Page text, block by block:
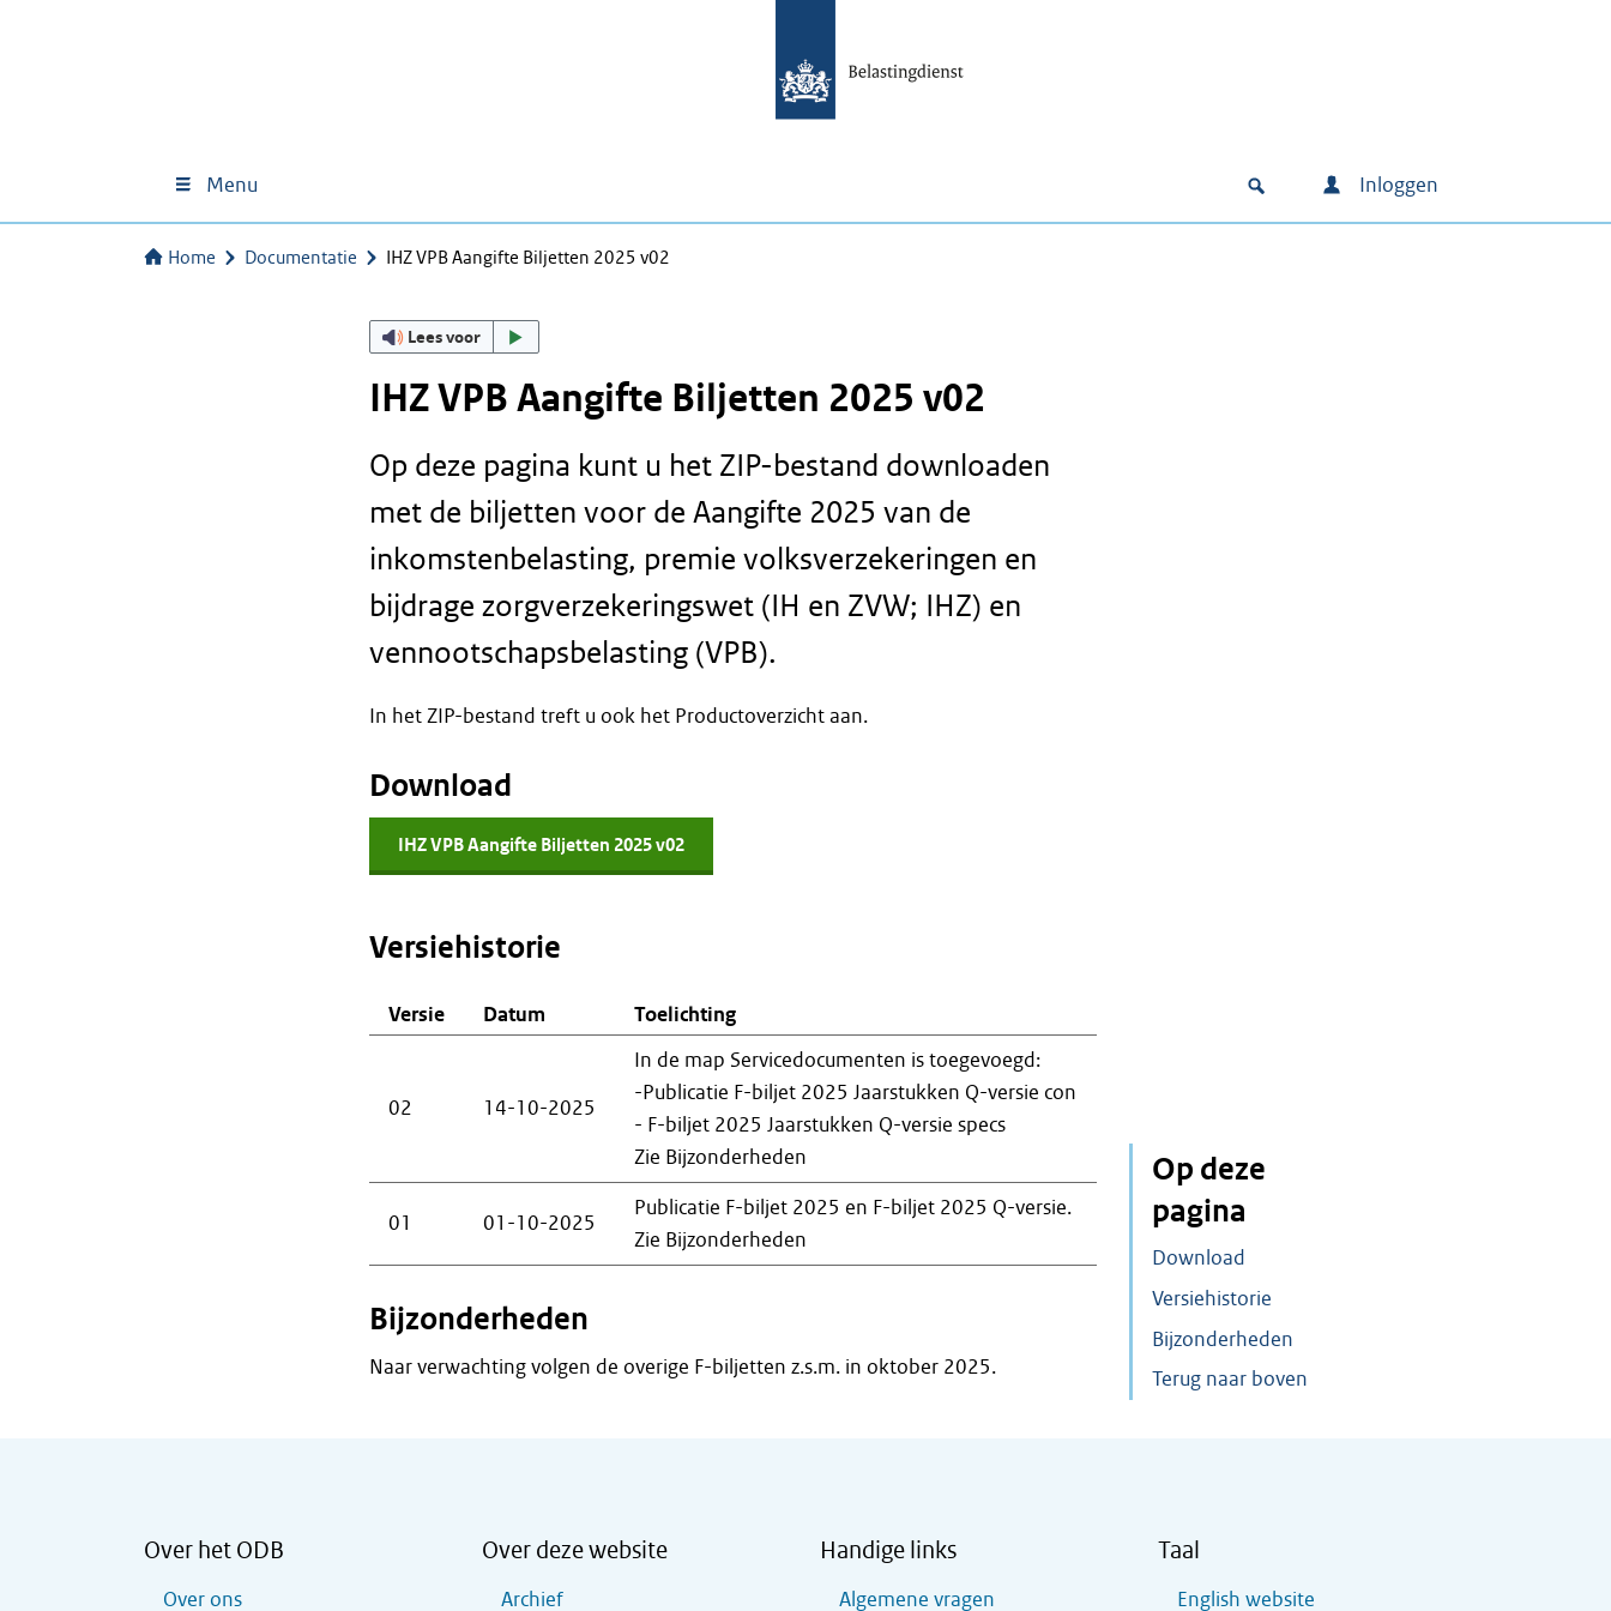
Menu Inloggen
Home Documentatie IHZ VPB Aangifte Biljetten 2025 v02
Op deze
pagina
Download
Versiehistorie
Bijzonderheden
Terug naar boven
Lees voor
IHZ VPB Aangifte Biljetten 2025 v02
Op deze pagina kunt u het ZIP-bestand downloaden
met de biljetten voor de Aangifte 2025 van de
inkomstenbelasting, premie volksverzekeringen en
bijdrage zorgverzekeringswet (IH en ZVW; IHZ) en
vennootschapsbelasting (VPB).
In het ZIP-bestand treft u ook het Productoverzicht aan.
Download
IHZ VPB Aangifte Biljetten 2025 v02
Versiehistorie
Versie Datum Toelichting
02 14-10-2025
In de map Servicedocumenten is toegevoegd:
-Publicatie F-biljet 2025 Jaarstukken Q-versie con
- F-biljet 2025 Jaarstukken Q-versie specs
Zie Bijzonderheden
01 01-10-2025
Publicatie F-biljet 2025 en F-biljet 2025 Q-versie.
Zie Bijzonderheden
Bijzonderheden
Naar verwachting volgen de overige F-biljetten z.s.m. in oktober 2025.
Over het ODB
Over ons
Over deze website
Archief
Handige links
Algemene vragen
Taal
English website